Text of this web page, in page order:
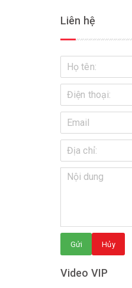
Liên hệ
Gửi Hủy
Video VIP